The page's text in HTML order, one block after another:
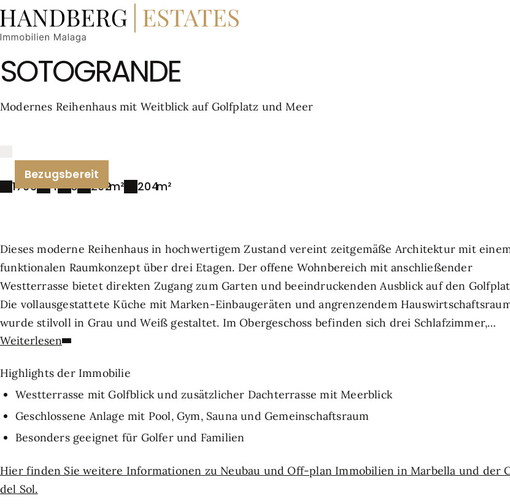
SOTOGRANDE
Modernes Reihenhaus mit Weitblick auf Golfplatz und Meer
1796 4 3 202 204
Bezugsbereit
Dieses moderne Reihenhaus in hochwertigem Zustand vereint zeitgemäße Architektur mit
funktionalen Raumkonzept über drei Etagen. Der offene Wohnbereich mit anschließender
Westterrasse bietet direkten Zugang zum Garten und beeindruckenden Ausblick auf den
Die vollausgestattete Küche mit Marken-Einbaugeräten und angrenzendem
wurde stilvoll in Grau und Weiß gestaltet. Im Obergeschoss befinden sich drei Schlafzimmer,
darunter ein Hauptschlafzimmer mit Ensuite-Bad und Balkon. Ein weiteres Studio mit Bad sowie
Wohnanlage bietet einen gepflegten Gemeinschaftspool, Fitnessbereich mit Sauna sowie gute
Anbindung an zahlreiche Golfplätze, Strände und Einkaufsmöglichkeiten. Ideal für Käufer, die
auf moderne Ausstattung, Ruhe und Nähe zu Freizeitangeboten legen.
Weiterlesen
Highlights der Immobilie
Westterrasse mit Golfblick und zusätzlicher Dachterrasse mit Meerblick
Geschlossene Anlage mit Pool, Gym, Sauna und Gemeinschaftsraum
Besonders geeignet für Golfer und Familien
Hier finden Sie weitere Informationen zu Neubau und Off-plan Immobilien in Marbella und der
del Sol.